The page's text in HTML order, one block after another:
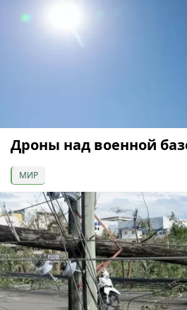
Дроны над военной
МИР